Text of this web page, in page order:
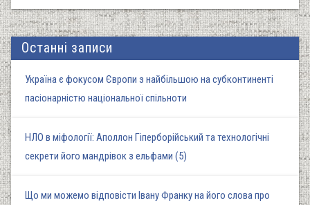
Останні записи
Україна є фокусом Європи з найбільшою на субконтиненті
пасіонарністю національної спільноти
НЛО в міфології: Аполлон Гіперборійський та технологічні
секрети його мандрівок з ельфами (5)
Що ми можемо відповісти Івану Франку на його слова про